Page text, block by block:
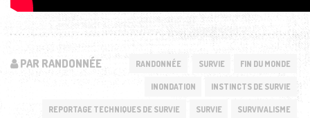
PAR RANDONNÉE RANDONNÉE SURVIE FIN DU MONDE
INONDATION INSTINCTS DE SURVIE
REPORTAGE TECHNIQUES DE SURVIE SURVIE SURVIVALISME